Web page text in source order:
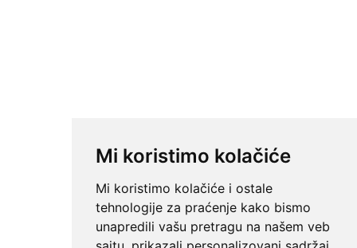
Mi koristimo kolačiće
Mi koristimo kolačiće i ostale
tehnologije za praćenje kako bismo
unapredili vašu pretragu na našem veb